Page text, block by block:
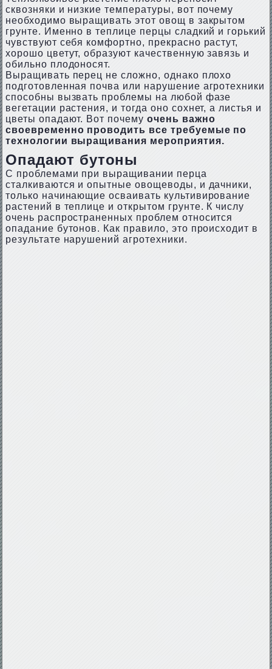
сквозняки и низкие температуры, вот почему
необходимо выращивать этот овощ в закрытом
грунте. Именно в теплице перцы сладкий и горький
чувствуют себя комфортно, прекрасно растут,
хорошо цветут, образуют качественную завязь и
обильно плодоносят.
Выращивать перец не сложно, однако плохо
подготовленная почва или нарушение агротехники
способны вызвать проблемы на любой фазе
вегетации растения, и тогда оно сохнет, а листья и
цветы опадают. Вот почему очень важно
своевременно проводить все требуемые по
технологии выращивания мероприятия.
Опадают бутоны
С проблемами при выращивании перца
сталкиваются и опытные овощеводы, и дачники,
только начинающие осваивать культивирование
растений в теплице и открытом грунте. К числу
очень распространенных проблем относится
опадание бутонов. Как правило, это происходит в
результате нарушений агротехники.